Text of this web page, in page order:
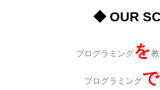
◆ OUR
プログラミングを
プログラミングで